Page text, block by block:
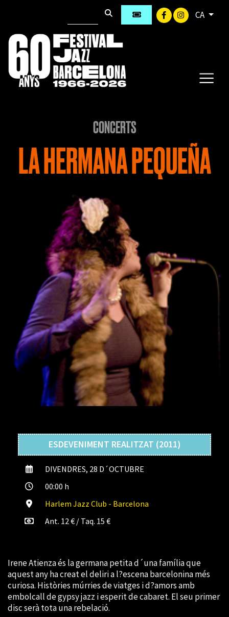
CA
CONCERTS
LA HERMANA PEQUEÑA
ESDEVENIMENT REALITZAT (2011)
DIVENDRES, 28 D´OCTUBRE
00:00 h
Harlem Jazz Club - Barcelona
Ant. 12 € / Taq. 15 €
Irene Atienza és la germana petita d´una família que
aquest any ha creat el deliri a l?escena barcelonina més
curiosa. Històries múrries de viatges i d?amors amb
embolcall de gypsy jazz i esperit de cabaret. El seu primer
disc serà tota una rebelació.